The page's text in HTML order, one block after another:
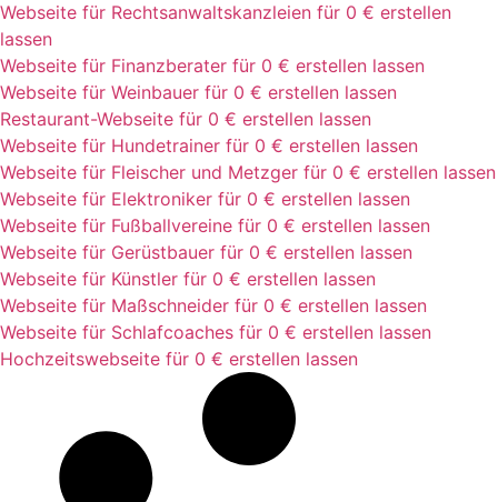
Webseite für Rechtsanwaltskanzleien für 0 € erstellen
lassen
Webseite für Finanzberater für 0 € erstellen lassen
Webseite für Weinbauer für 0 € erstellen lassen
Restaurant-Webseite für 0 € erstellen lassen
Webseite für Hundetrainer für 0 € erstellen lassen
Webseite für Fleischer und Metzger für 0 € erstellen lassen
Webseite für Elektroniker für 0 € erstellen lassen
Webseite für Fußballvereine für 0 € erstellen lassen
Webseite für Gerüstbauer für 0 € erstellen lassen
Webseite für Künstler für 0 € erstellen lassen
Webseite für Maßschneider für 0 € erstellen lassen
Webseite für Schlafcoaches für 0 € erstellen lassen
Hochzeitswebseite für 0 € erstellen lassen